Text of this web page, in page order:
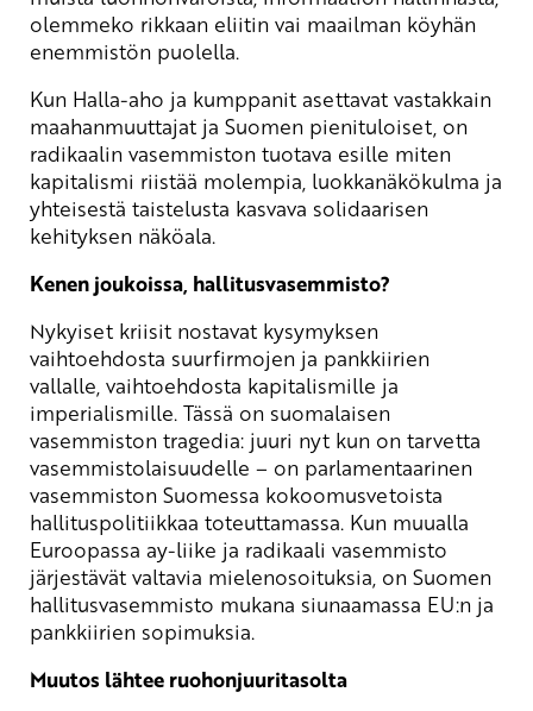
olemmeko rikkaan eliitin vai maailman köyhän
enemmistön puolella.
Kun Halla-aho ja kumppanit asettavat vastakkain
maahanmuuttajat ja Suomen pienituloiset, on
radikaalin vasemmiston tuotava esille miten
kapitalismi riistää molempia, luokkanäkökulma ja
yhteisestä taistelusta kasvava solidaarisen
kehityksen näköala.
Kenen joukoissa, hallitusvasemmisto?
Nykyiset kriisit nostavat kysymyksen
vaihtoehdosta suurfirmojen ja pankkiirien
vallalle, vaihtoehdosta kapitalismille ja
imperialismille. Tässä on suomalaisen
vasemmiston tragedia: juuri nyt kun on tarvetta
vasemmistolaisuudelle – on parlamentaarinen
vasemmiston Suomessa kokoomusvetoista
hallituspolitiikkaa toteuttamassa. Kun muualla
Euroopassa ay-liike ja radikaali vasemmisto
järjestävät valtavia mielenosoituksia, on Suomen
hallitusvasemmisto mukana siunaamassa EU:n ja
pankkiirien sopimuksia.
Muutos lähtee ruohonjuuritasolta